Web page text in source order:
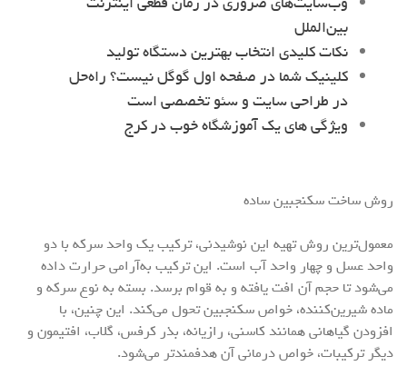
بین‌الملل
نکات کلیدی انتخاب بهترین دستگاه تولید
کلینیک شما در صفحه اول گوگل نیست؟ راه‌حل
در طراحی سایت و سئو تخصصی است
ویژگی های یک آموزشگاه خوب در کرج
روش ساخت سکنجبین ساده
معمول‌ترین روش تهیه این نوشیدنی، ترکیب یک واحد سرکه با دو
واحد عسل و چهار واحد آب است. این ترکیب به‌آرامی حرارت داده
می‌شود تا حجم آن افت یافته و به قوام برسد. بسته به نوع سرکه و
ماده شیرین‌کننده، خواص سکنجبین تحول می‌کند. این چنین، با
افزودن گیاهانی همانند کاسنی، رازیانه، بذر کرفس، گلاب، افتیمون و
دیگر ترکیبات، خواص درمانی آن هدفمندتر می‌شود.